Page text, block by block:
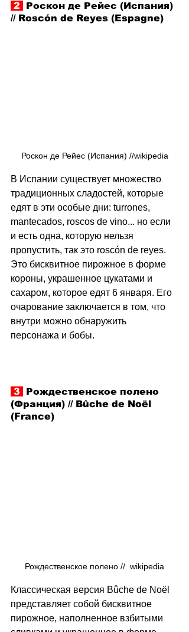
2
Роскон де Рейес (Испания)
// Roscón de Reyes (Espagne)
Роскон де Рейес (Испания) //wikipedia
В Испании существует множество
традиционных сладостей, которые
едят в эти особые дни: turrones,
mantecados, roscos de vino... но если
и есть одна, которую нельзя
пропустить, так это roscón de reyes.
Это бисквитное пирожное в форме
короны, украшенное цукатами и
сахаром, которое едят 6 января. Его
очарование заключается в том, что
внутри можно обнаружить
персонажа и бобы.
3
Рождественское полено
(Франция) // Bûche de Noël
(France)
Рождественское полено //  wikipedia
Классическая версия Bûche de Noël
представляет собой бисквитное
пирожное, наполненное взбитыми